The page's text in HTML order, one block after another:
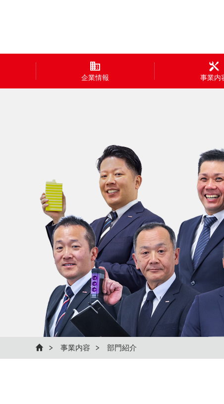
企業情報 事業内
事業内容 部門紹介